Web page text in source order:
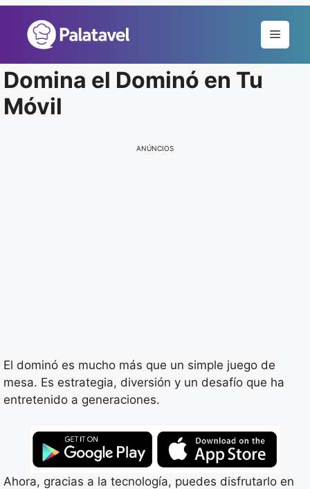
conteúdo
Menu
Domina el Dominó en Tu
Móvil
ANÚNCIOS
El dominó es mucho más que un simple juego de
mesa. Es estrategia, diversión y un desafío que ha
entretenido a generaciones.
Ahora, gracias a la tecnología, puedes disfrutarlo en